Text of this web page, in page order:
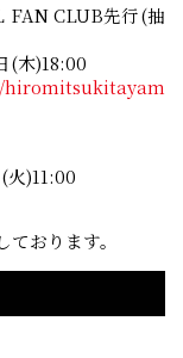
CLUB先行(抽
(木)18:00
火)11:00
おります。